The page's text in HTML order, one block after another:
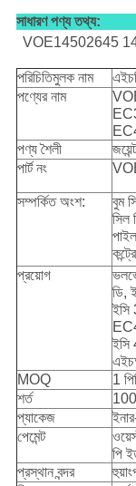
সাধারণ পণ্য তথ্য:
VOE14502645
পরিচিতিমুলক নাম
পণ্যের নাম
পণ্য শৈলী
পার্ট নং
সম্পর্কিত অংশ:
বুম
সিল
প্রয়োগ
ডি,
ইসি
MOQ
1
শর্ত
প্যাকেজ
পেমেন্ট
পি
প্রস্থান বন্দর